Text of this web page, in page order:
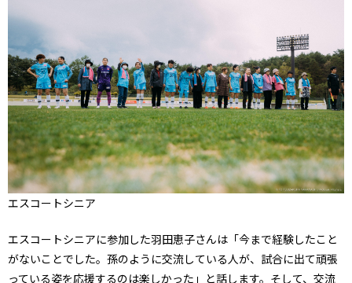
エスコートシニア
エスコートシニアに参加した羽田恵子さんは「今まで経験したこと
がないことでした。孫のように交流している人が、試合に出て頑張
っている姿を応援するのは楽しかった」と話します。そして、交流